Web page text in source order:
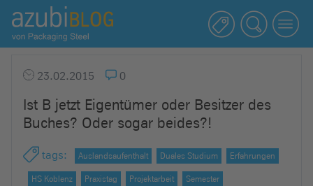
A
z
u
23.02.2015 0
Ist B jetzt Eigentümer oder Besitzer des
Buches? Oder sogar beides?!
tags: Auslandsaufenthalt Duales Studium Erfahrungen
HS Koblenz Praxistag Projektarbeit Semester